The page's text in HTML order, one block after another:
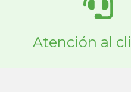
Atención al